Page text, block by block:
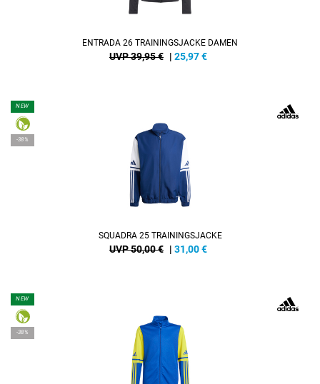
ENTRADA 26 TRAININGSJACKE DAMEN
UVP 39,95 € | 25,97€
NEW
-38%
SQUADRA 25 TRAININGSJACKE
UVP 50,00 € | 31,00€
NEW
-38%